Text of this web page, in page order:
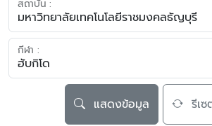
สถาบัน :
กีฬา :
แสดงข้อมูล รีเซ